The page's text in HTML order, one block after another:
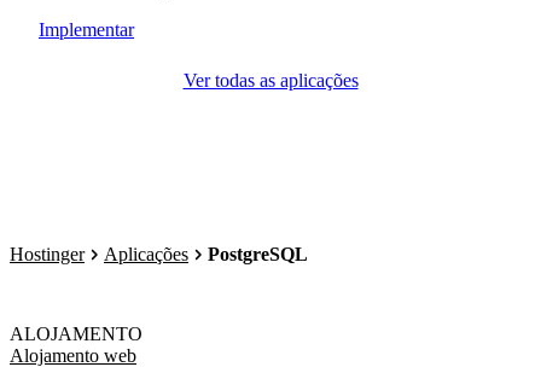
Implementar
Ver todas as aplicações
Hostinger Aplicações PostgreSQL
ALOJAMENTO
Alojamento web